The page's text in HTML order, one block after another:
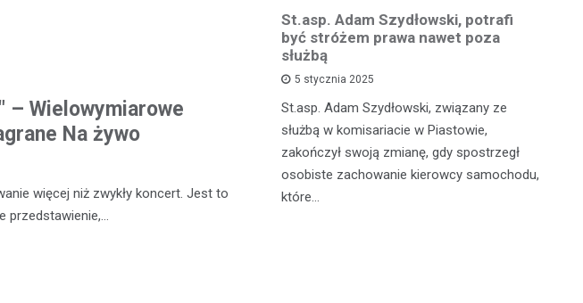
– Wielowymiarowe
Na żywo
więcej niż zwykły koncert. Jest to
przedstawienie,…
Niedawno na jednej z ulic w Pruszkowie,
doszło do incydentu, w którym agresywny i
aktów…
St.asp. Adam Szydłowski, potrafi
być stróżem prawa nawet poza
służbą
5 stycznia 2025
St.asp. Adam Szydłowski, związany ze
służbą w komisariacie w Piastowie,
zakończył swoją zmianę, gdy spostrzegł
osobiste zachowanie kierowcy samochodu,
które…